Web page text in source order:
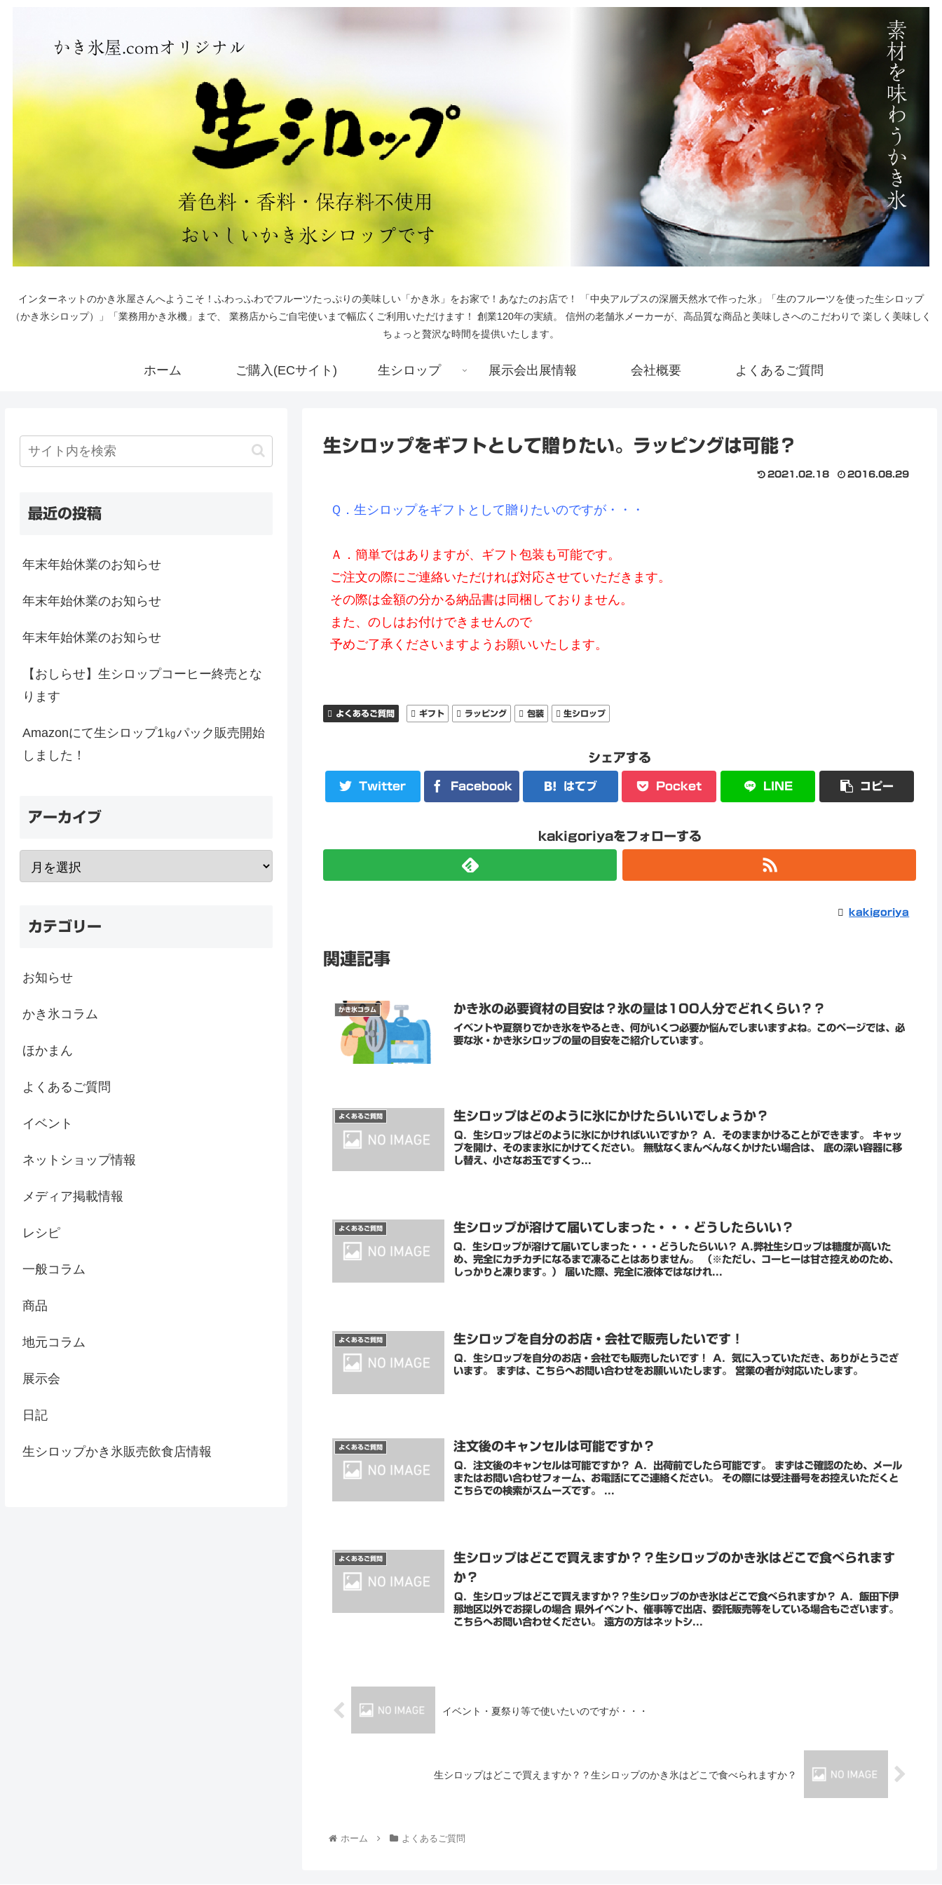
インターネットのかき氷屋さんへようこそ！ふわっふわでフルーツたっぷりの美味しい「かき氷」をお家で！あなたのお店で！ 「中央アルプスの深層天然水で作った氷」「生のフルーツを使った生シロップ
（かき氷シロップ）」「業務用かき氷機」まで、 業務店からご自宅使いまで幅広くご利用いただけます！ 創業120年の実績。 信州の老舗氷メーカーが、高品質な商品と美味しさへのこだわりで 楽しく美味しく
ちょっと贅沢な時間を提供いたします。
ホーム ご購入(ECサイト) 生シロップ 展示会出展情報 会社概要 よくあるご質問
生シロップをギフトとして贈りたい。ラッピングは可能？
2021.02.18 2016.08.29
Ｑ．生シロップをギフトとして贈りたいのですが・・・
Ａ．簡単ではありますが、ギフト包装も可能です。
ご注文の際にご連絡いただければ対応させていただきます。
その際は金額の分かる納品書は同梱しておりません。
また、のしはお付けできませんので
予めご了承くださいますようお願いいたします。
よくあるご質問 ギフト ラッピング 包装 生シロップ
シェアする
Twitter Facebook はてブ Pocket LINE コピー
kakigoriyaをフォローする
kakigoriya
関連記事
かき氷コラム かき氷の必要資材の目安は？氷の量は100人分でどれくらい？？
イベントや夏祭りでかき氷をやるとき、何がいくつ必要か悩んでしまいますよね。このページでは、必
要な氷・かき氷シロップの量の目安をご紹介しています。
よくあるご質問 生シロップはどのように氷にかけたらいいでしょうか？
Ｑ．生シロップはどのように氷にかければいいですか？ Ａ．そのままかけることができます。 キャッ
プを開け、そのまま氷にかけてください。 無駄なくまんべんなくかけたい場合は、 底の深い容器に移
し替え、小さなお玉ですくっ...
よくあるご質問 生シロップが溶けて届いてしまった・・・どうしたらいい？
Q．生シロップが溶けて届いてしまった・・・どうしたらいい？ A.弊社生シロップは糖度が高いた
め、完全にカチカチになるまで凍ることはありません。 （※ただし、コーヒーは甘さ控えめのため、
しっかりと凍ります。） 届いた際、完全に液体ではなけれ...
よくあるご質問 生シロップを自分のお店・会社で販売したいです！
Ｑ．生シロップを自分のお店・会社でも販売したいです！ Ａ．気に入っていただき、ありがとうござ
います。 まずは、こちらへお問い合わせをお願いいたします。 営業の者が対応いたします。
よくあるご質問 注文後のキャンセルは可能ですか？
Ｑ．注文後のキャンセルは可能ですか？ Ａ．出荷前でしたら可能です。 まずはご確認のため、メール
またはお問い合わせフォーム、お電話にてご連絡ください。 その際には受注番号をお控えいただくと
こちらでの検索がスムーズです。 ...
よくあるご質問
生シロップはどこで買えますか？？生シロップのかき氷はどこで食べられます
か？
Ｑ．生シロップはどこで買えますか？？生シロップのかき氷はどこで食べられますか？ Ａ．飯田下伊
那地区以外でお探しの場合 県外イベント、催事等で出店、委託販売等をしている場合もございます。
こちらへお問い合わせください。 遠方の方はネットシ...
イベント・夏祭り等で使いたいのですが・・・
生シロップはどこで買えますか？？生シロップのかき氷はどこで食べられますか？
ホーム よくあるご質問
最近の投稿
年末年始休業のお知らせ
年末年始休業のお知らせ
年末年始休業のお知らせ
【おしらせ】生シロップコーヒー終売とな
ります
Amazonにて生シロップ1㎏パック販売開始
しました！
アーカイブ
カテゴリー
お知らせ
かき氷コラム
ほかまん
よくあるご質問
イベント
ネットショップ情報
メディア掲載情報
レシピ
一般コラム
商品
地元コラム
展示会
日記
生シロップかき氷販売飲食店情報